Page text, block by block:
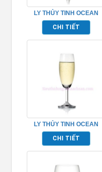
LY THỦY TINH OCEAN
MADISON RED WINE
TP_1015R15
CHI TIẾT
LY THỦY TINH OCEAN
SOCIETY FLUTE
CHAMPAGNE TP_1523F07
CHI TIẾT